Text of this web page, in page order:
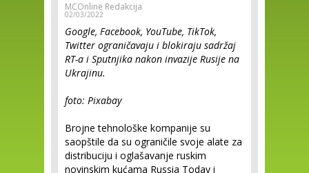
MCOnline Redakcija
02/03/2022
Google, Facebook, YouTube, TikTok,
Twitter ograničavaju i blokiraju sadržaj
RT-a i Sputnjika nakon invazije Rusije na
Ukrajinu.
foto: Pixabay
Brojne tehnološke kompanije su
saopštile da su ograničile svoje alate za
distribuciju i oglašavanje ruskim
novinskim kućama Russia Today i